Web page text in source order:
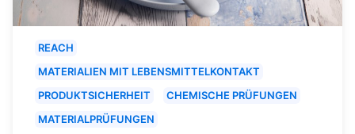
REACH
MATERIALIEN MIT LEBENSMITTELKONTAKT
PRODUKTSICHERHEIT
CHEMISCHE PRÜFUNGEN
MATERIALPRÜFUNGEN